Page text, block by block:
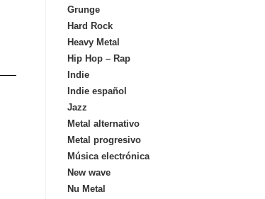
Grunge
Hard Rock
Heavy Metal
Hip Hop – Rap
Indie
Indie español
Jazz
Metal alternativo
Metal progresivo
Música electrónica
New wave
Nu Metal